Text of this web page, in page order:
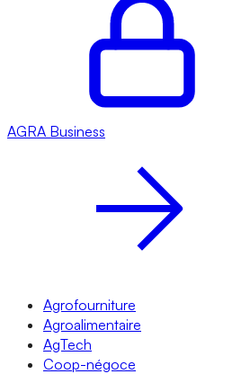
AGRA Business
Agrofourniture
Agroalimentaire
AgTech
Coop-négoce